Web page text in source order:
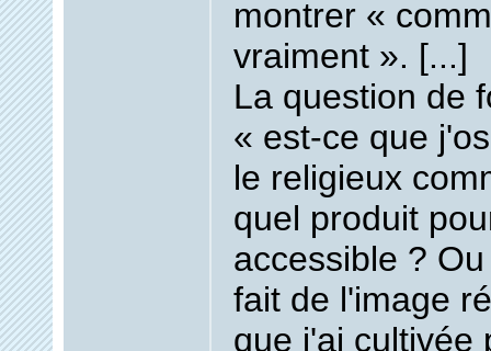
montrer «
vraiment ». [...]
La question de
« est-ce que
le religieux
quel produit
accessible ?
fait de l'image
que j'ai cultivée